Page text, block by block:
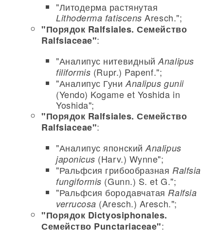
"Литодерма растянутая
Lithoderma fatiscens Aresch.";
"Порядок Ralfsiales. Семейство
Ralfsiaceae":
"Аналипус нитевидныйAnalipus
filiformis (Rupr.) Papenf.";
"Аналипус ГуниAnalipus gunii
(Yendo) Kogame et Yoshida in
Yoshida";
"Порядок Ralfsiales. Семейство
Ralfsiaceae":
"Аналипус японскийAnalipus
japonicus (Harv.) Wynne";
"Ральфсия грибообразная Ralfsia
fungiformis (Gunn.) S. et G.";
"Ральфсия бородавчатая Ralfsia
verrucosa (Aresch.) Aresch.";
"Порядок Dictyosiphonales.
Семейство Punctariaceae":